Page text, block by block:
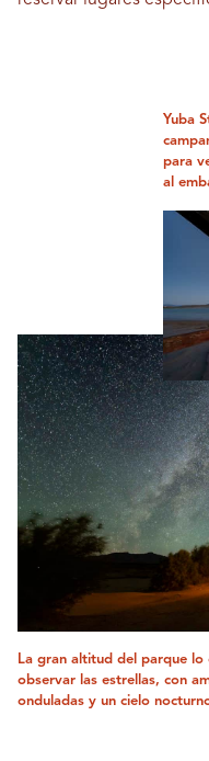
Yuba
para
al
La gran altitud del parque
observar las estrellas, con
onduladas y un cielo